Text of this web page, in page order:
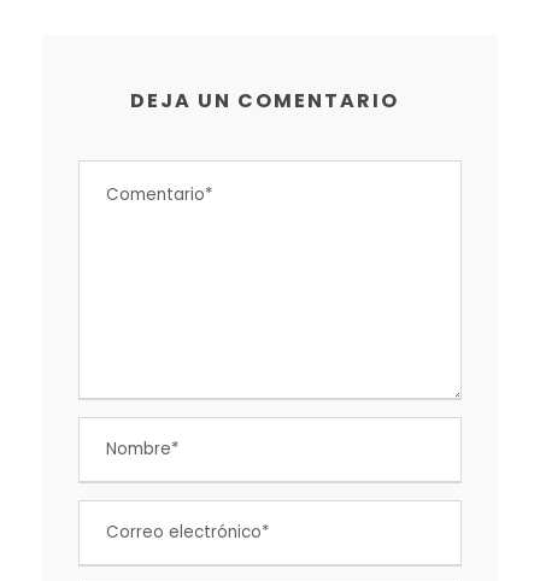
DEJA UN COMENTARIO